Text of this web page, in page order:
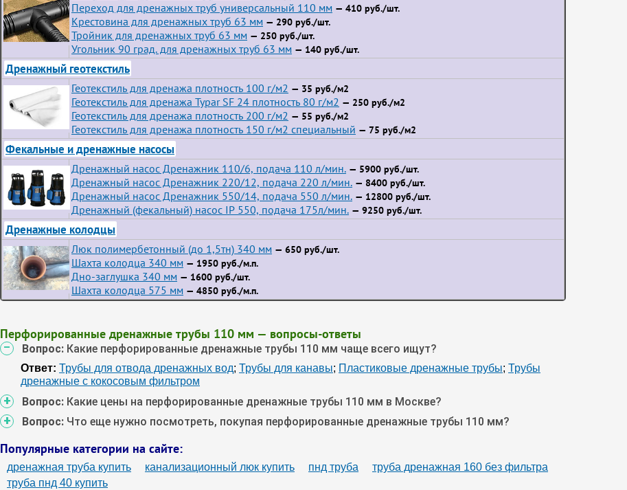
Переход для дренажных труб универсальный 110 мм — 410 руб./шт.
Крестовина для дренажных труб 63 мм — 290 руб./шт.
Тройник для дренажных труб 63 мм — 250 руб./шт.
Угольник 90 град. для дренажных труб 63 мм — 140 руб./шт.
Дренажный геотекстиль
Геотекстиль для дренажа плотность 100 г/м2 — 35 руб./м2
Геотекстиль для дренажа Typar SF 24 плотность 80 г/м2 — 250 руб./м2
Геотекстиль для дренажа плотность 200 г/м2 — 55 руб./м2
Геотекстиль для дренажа плотность 150 г/м2 специальный — 75 руб./м2
Фекальные и дренажные насосы
Дренажный насос Дренажник 110/6, подача 110 л/мин. — 5900 руб./шт.
Дренажный насос Дренажник 220/12, подача 220 л/мин. — 8400 руб./шт.
Дренажный насос Дренажник 550/14, подача 550 л/мин. — 12800 руб./шт.
Дренажный (фекальный) насос IP 550, подача 175л/мин. — 9250 руб./шт.
Дренажные колодцы
Люк полимербетонный (до 1,5тн) 340 мм — 650 руб./шт.
Шахта колодца 340 мм — 1950 руб./м.п.
Дно-заглушка 340 мм — 1600 руб./шт.
Шахта колодца 575 мм — 4850 руб./м.п.
Перфорированные дренажные трубы 110 мм — вопросы-ответы
Вопрос: Какие перфорированные дренажные трубы 110 мм чаще всего ищут?
Ответ: Трубы для отвода дренажных вод; Трубы для канавы; Пластиковые дренажные трубы; Трубы
дренажные с кокосовым фильтром
Вопрос: Какие цены на перфорированные дренажные трубы 110 мм в Москве?
Вопрос: Что еще нужно посмотреть, покупая перфорированные дренажные трубы 110 мм?
Популярные категории на сайте:
дренажная труба купить канализационный люк купить пнд труба
труба дренажная 160 без фильтра
труба пнд 40 купить